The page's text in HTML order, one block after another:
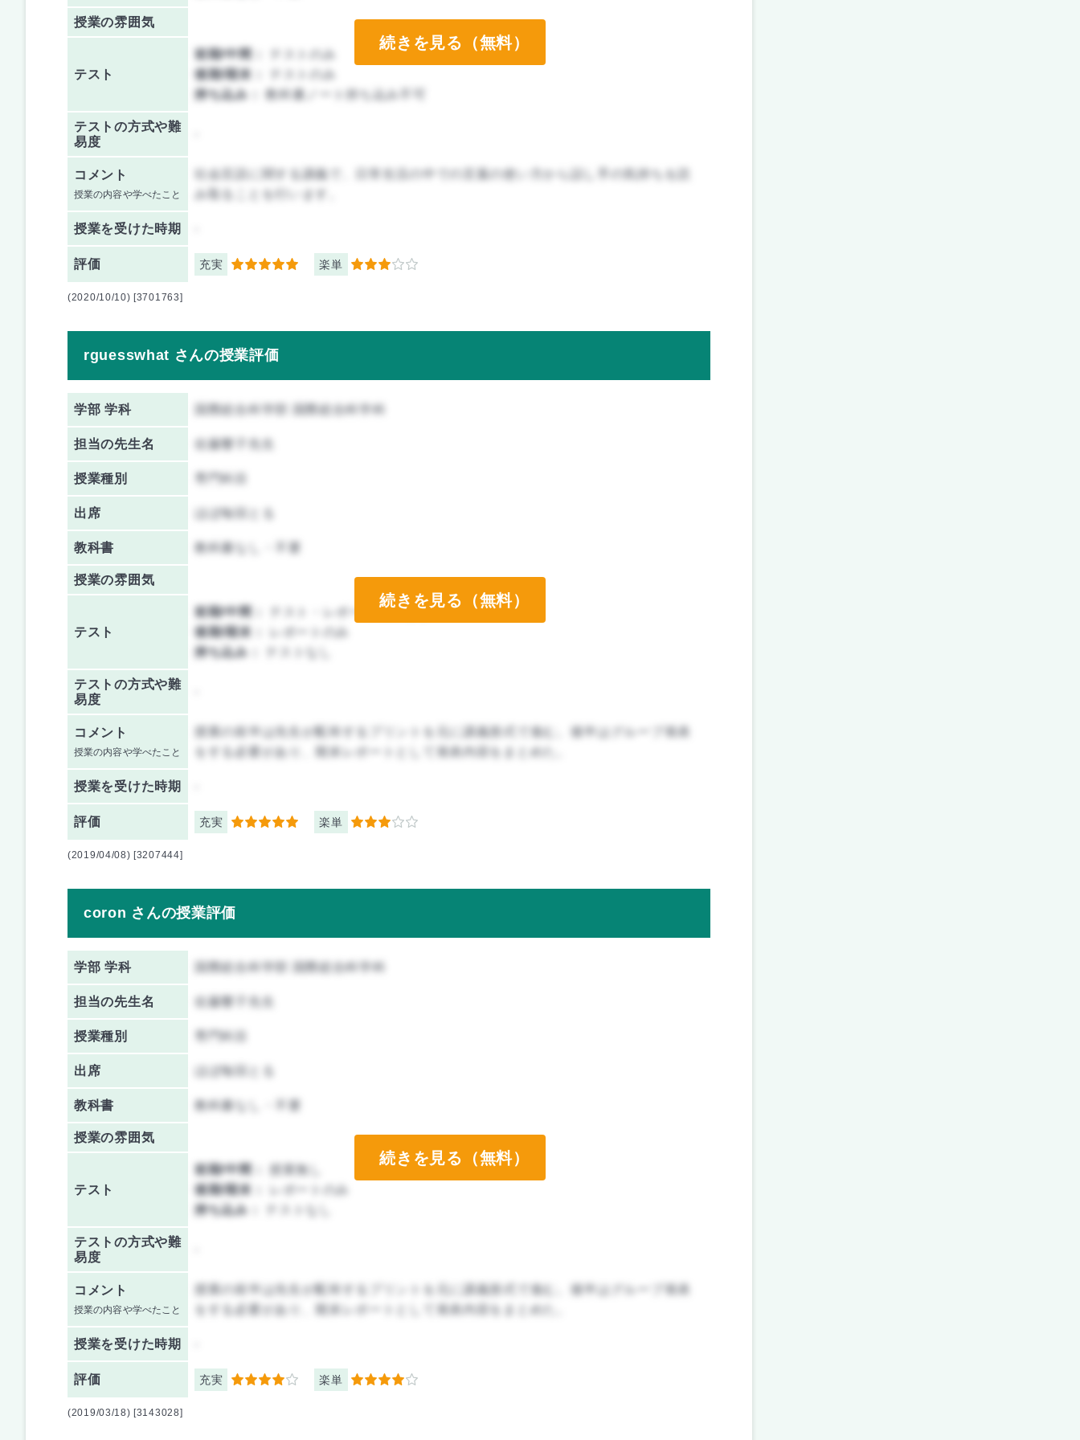
授業の雰囲気
テスト
前期/中間：
テストのみ
後期/期末：
テストのみ
持ち込み：
教科書ノート持ち込み不可
テストの方式や難
易度
コメント
授業の内容や学べたこと
社会言語に関する講義で、日常生活の中での言葉の使い方から話し手の気持ちを読
み取ることを行います。
授業を受けた時期
評価 充実 5 楽単 3
続きを見る（無料）
(2020/10/10) [3701763]
rguesswhat さんの授業評価
学部 学科 国際総合科学部 国際総合科学科
担当の先生名 佐藤響子先生
授業種別 専門科目
出席 ほぼ毎回とる
教科書 教科書なし・不要
授業の雰囲気
テスト
前期/中間：
テスト・レポート両方なし
後期/期末：
レポートのみ
持ち込み：
テストの方式や難
易度
コメント
授業の内容や学べたこと
授業の前半は先生が配布するプリントを元に講義形式で進む。後半はグループ発表
をする必要があり、期末レポートとして発表内容をまとめた。
授業を受けた時期
評価 充実 5 楽単 3
続きを見る（無料）
(2019/04/08) [3207444]
coron さんの授業評価
学部 学科 国際総合科学部 国際総合科学科
担当の先生名 佐藤響子先生
授業種別 専門科目
出席 ほぼ毎回とる
教科書 教科書なし・不要
授業の雰囲気
テスト
前期/中間：
授業無し
後期/期末：
レポートのみ
持ち込み：
テストの方式や難
易度
コメント
授業の内容や学べたこと
授業の前半は先生が配布するプリントを元に講義形式で進む。後半はグループ発表
をする必要があり、期末レポートとして発表内容をまとめた。
授業を受けた時期
評価 充実 4 楽単 4
続きを見る（無料）
(2019/03/18) [3143028]